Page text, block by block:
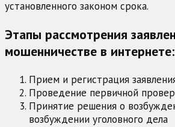
установленного законом срока.
Этапы рассмотрения
мошенничестве в интернете:
Прием и регистрация
Проведение первичной
Принятие решения о
возбуждении уголовного дела